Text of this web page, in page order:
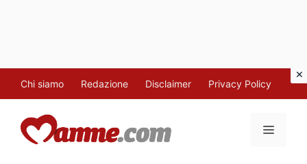
al
contenuto
Chi siamo Redazione Disclaimer Privacy Policy
MENU